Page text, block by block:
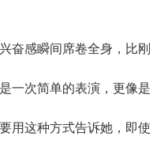
感瞬间席卷全身，比刚
一次简单的表演，更像是
用这种方式告诉她，即使